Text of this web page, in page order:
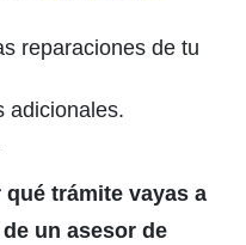
reparaciones de tu
adicionales.
trámite vayas a
un asesor de